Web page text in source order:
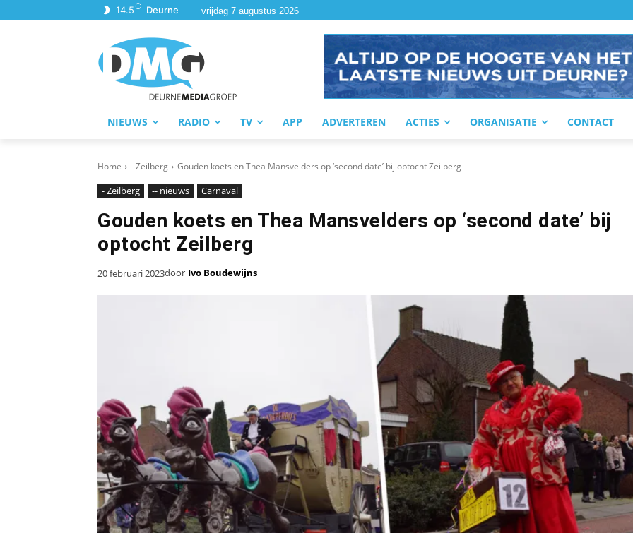
14.5C Deurne vrijdag 7 augustus 2026
NIEUWS RADIO TV APP ADVERTEREN ACTIES ORGANISATIE CONTACT
Home - Zeilberg Gouden koets en Thea Mansvelders op ‘second date’ bij optocht Zeilberg
- Zeilberg -- nieuws Carnaval
Gouden koets en Thea Mansvelders op ‘second date’ bij
optocht Zeilberg
20 februari 2023door Ivo Boudewijns